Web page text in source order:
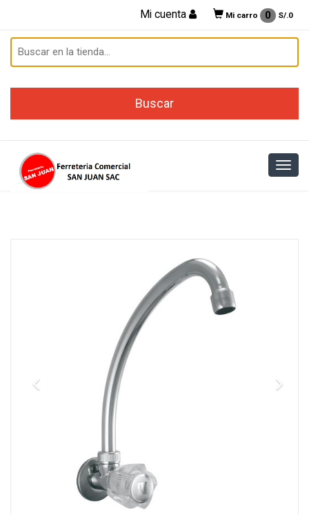
Mi cuenta Mi carro 0 S/.0